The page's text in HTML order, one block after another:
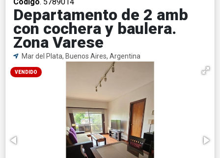
Departamento de 2 amb
con cochera y baulera.
Zona Varese
Mar del Plata, Buenos Aires, Argentina
VENDIDO